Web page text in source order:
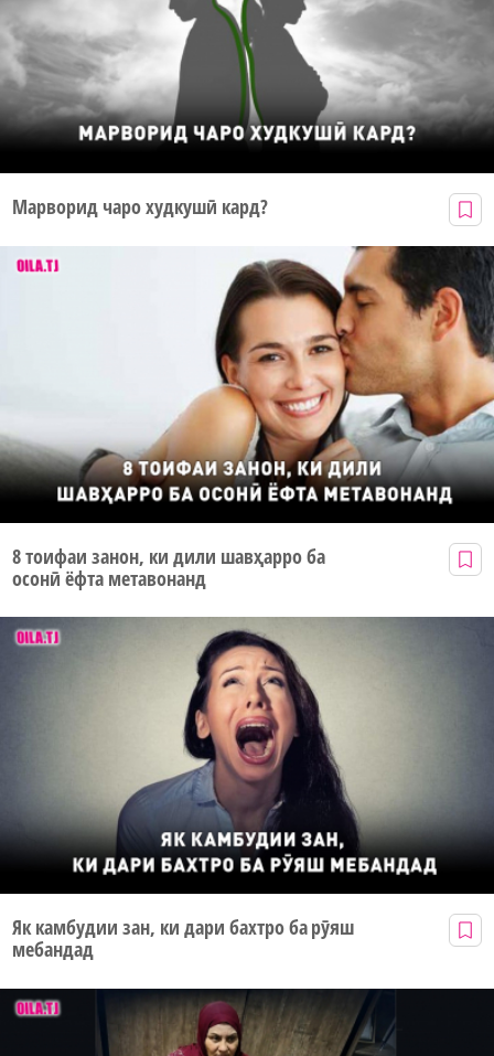
Марворид чаро худкушӣ кард?
8 тоифаи занон, ки дили шавҳарро ба
осонӣ ёфта метавонанд
Як камбудии зан, ки дари бахтро ба рӯяш
мебандад